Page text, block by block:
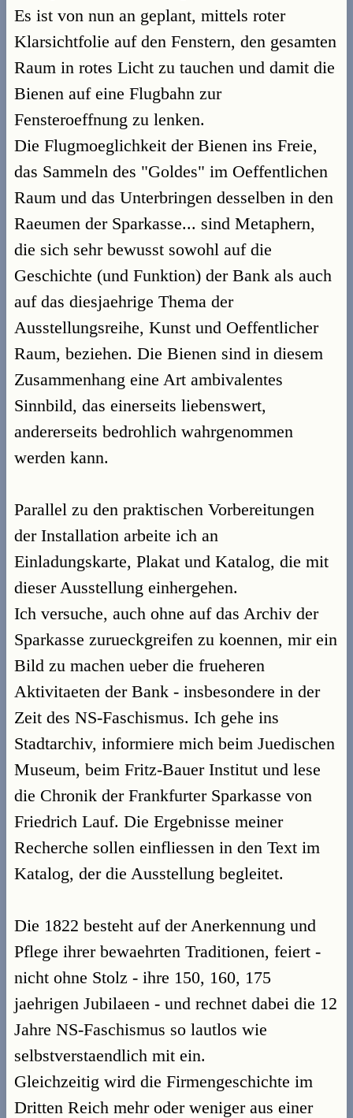
Es ist von nun an geplant, mittels roter
Klarsichtfolie auf den Fenstern, den gesamten
Raum in rotes Licht zu tauchen und damit die
Bienen auf eine Flugbahn zur
Fensteroeffnung zu lenken.
Die Flugmoeglichkeit der Bienen ins Freie,
das Sammeln des "Goldes" im Oeffentlichen
Raum und das Unterbringen desselben in den
Raeumen der Sparkasse... sind Metaphern,
die sich sehr bewusst sowohl auf die
Geschichte (und Funktion) der Bank als auch
auf das diesjaehrige Thema der
Ausstellungsreihe, Kunst und Oeffentlicher
Raum, beziehen. Die Bienen sind in diesem
Zusammenhang eine Art ambivalentes
Sinnbild, das einerseits liebenswert,
andererseits bedrohlich wahrgenommen
werden kann.
Parallel zu den praktischen Vorbereitungen
der Installation arbeite ich an
Einladungskarte, Plakat und Katalog, die mit
dieser Ausstellung einhergehen.
Ich versuche, auch ohne auf das Archiv der
Sparkasse zurueckgreifen zu koennen, mir ein
Bild zu machen ueber die frueheren
Aktivitaeten der Bank - insbesondere in der
Zeit des NS-Faschismus. Ich gehe ins
Stadtarchiv, informiere mich beim Juedischen
Museum, beim Fritz-Bauer Institut und lese
die Chronik der Frankfurter Sparkasse von
Friedrich Lauf. Die Ergebnisse meiner
Recherche sollen einfliessen in den Text im
Katalog, der die Ausstellung begleitet.
Die 1822 besteht auf der Anerkennung und
Pflege ihrer bewaehrten Traditionen, feiert -
nicht ohne Stolz - ihre 150, 160, 175
jaehrigen Jubilaeen - und rechnet dabei die 12
Jahre NS-Faschismus so lautlos wie
selbstverstaendlich mit ein.
Gleichzeitig wird die Firmengeschichte im
Dritten Reich mehr oder weniger aus einer